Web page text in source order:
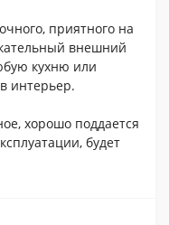
приятного на
внешний
кухню или
интерьер.
хорошо поддается
будет